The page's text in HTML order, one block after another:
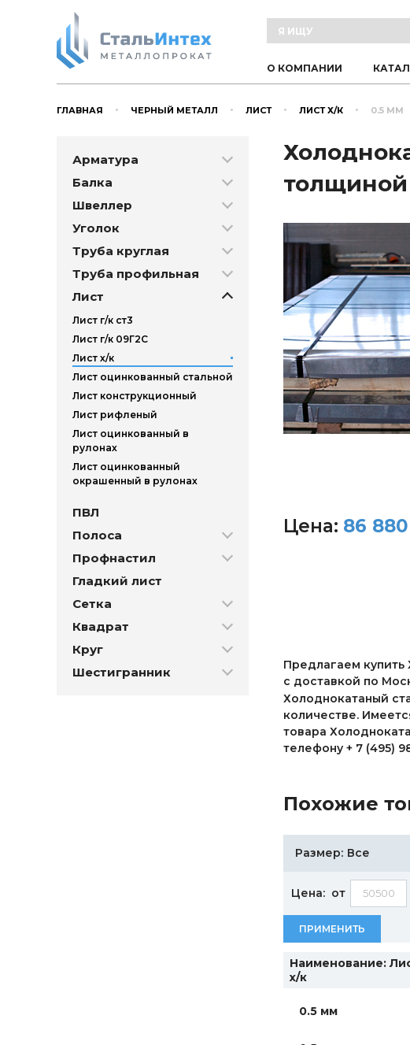
О КОМПАНИИ
ГЛАВНАЯ ЧЕРНЫЙ МЕТАЛЛ ЛИСТ ЛИСТ Х/К 0.5 ММ
Арматура
Балка
Швеллер
Уголок
Труба круглая
Труба профильная
Лист
Лист г/к ст3
Лист г/к 09Г2С
Лист х/к
Лист оцинкованный стальной
Лист конструкционный
Лист рифленый
Лист оцинкованный в
рулонах
Лист оцинкованный
окрашенный в рулонах
ПВЛ
Полоса
Профнастил
Гладкий лист
Сетка
Квадрат
Круг
Шестигранник
Цена: 86 880
Предлагаем
с доставкой по
Холоднокатаный
количестве.
товара
телефону + 7 (495)
Похожие
Размер: Все
Цена: от
ПРИМЕНИТЬ
Наименование:
х/к
0.5 мм